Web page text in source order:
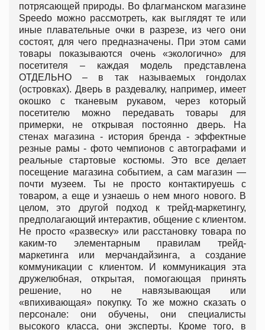
потрясающей природы. Во флагманском магазине
Speedo можно рассмотреть, как выглядят те или
иные плавательные очки в разрезе, из чего они
состоят, для чего предназначены. При этом сами
товары показываются очень «экологично» для
посетителя – каждая модель представлена
ОТДЕЛЬНО – в так называемых гондолах
(островках). Дверь в раздевалку, например, имеет
окошко с тканевым рукавом, через который
посетителю можно передавать товары для
примерки, не открывая постоянно дверь. На
стенах магазина - история бренда - эффектные
резные рамы - фото чемпионов с автографами и
реальные стартовые костюмы. Это все делает
посещение магазина событием, а сам магазин —
почти музеем. Ты не просто контактируешь с
товаром, а еще и узнаешь о нем много нового. В
целом, это другой подход к трейд-маркетингу,
предполагающий интерактив, общение с клиентом.
Не просто «развеску» или расстановку товара по
каким-то элементарным правилам трейд-
маркетинга или мерчандайзинга, а создание
коммуникации с клиентом. И коммуникация эта
дружелюбная, открытая, помогающая принять
решение, но не навязывающая или
«впихивающая» покупку. То же можно сказать о
персонале: они обучены, они специалисты
высокого класса, они эксперты. Кроме того, в